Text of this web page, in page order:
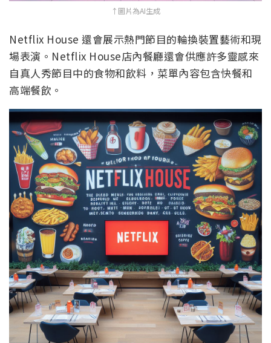
↑圖片為AI生成
Netflix House 還會展示熱門節目的輪換裝置藝術和現
場表演。Netflix House店內餐廳還會供應許多靈感來
自真人秀節目中的食物和飲料，菜單內容包含快餐和
高端餐飲。